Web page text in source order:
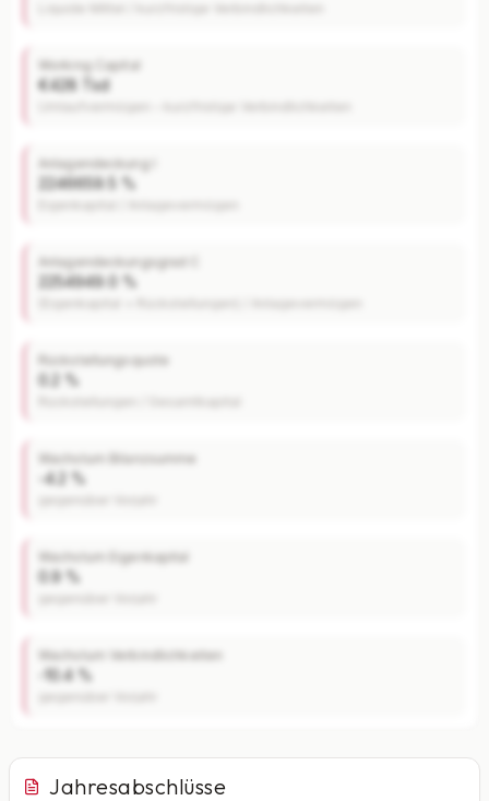
Working Capital
€428 Tsd
Anlagendeckung I
2246659.5 %
Anlagendeckungsgrad C
2254949.0 %
Rückstellungsquote
0.2 %
Wachstum Bilanzsumme
-4.2 %
Wachstum Eigenkapital
0.9 %
Wachstum Verbindlichkeiten
-10.4 %
Jahresabschlüsse